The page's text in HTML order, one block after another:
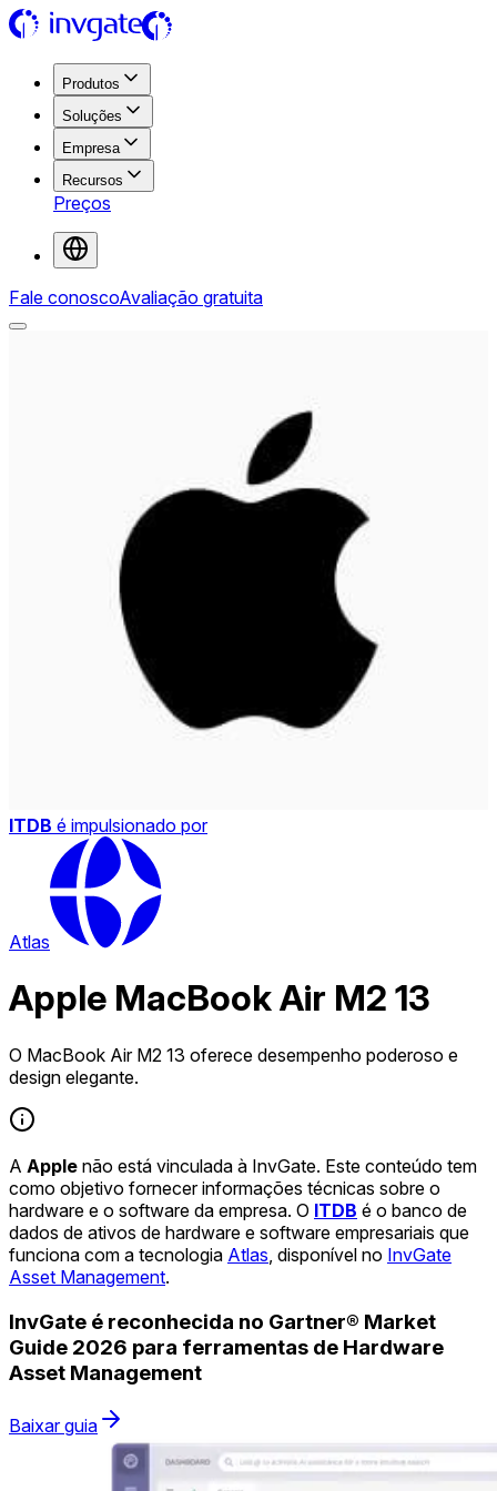
Produtos
Soluções
Empresa
Recursos
Preços
Fale conoscoAvaliação gratuita
ITDB é impulsionado por
Atlas
Apple MacBook Air M2 13
O MacBook Air M2 13 oferece desempenho poderoso e
design elegante.
A Apple não está vinculada à InvGate. Este conteúdo tem
como objetivo fornecer informações técnicas sobre o
hardware e o software da empresa. O ITDB é o banco de
dados de ativos de hardware e software empresariais que
funciona com a tecnologia Atlas , disponível no InvGate
Asset Management.
InvGate é reconhecida no Gartner® Market
Guide 2026 para ferramentas de Hardware
Asset Management
Baixar guia